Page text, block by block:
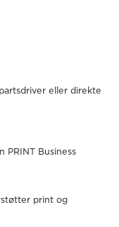
eller direkte
PRINT Business
print og